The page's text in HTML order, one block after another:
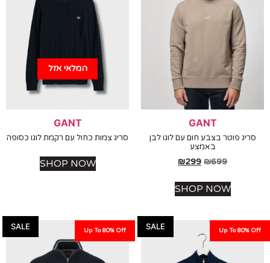
GANT
פוטר בצבע חום עם לוגו לבן
באמצע
₪
₪299
SHOP NOW
המלאי אזל
GANT
סריג צמות כחול עם רקמת לוגו כסופה
SHOP NOW
Up To
Up To 80% Off